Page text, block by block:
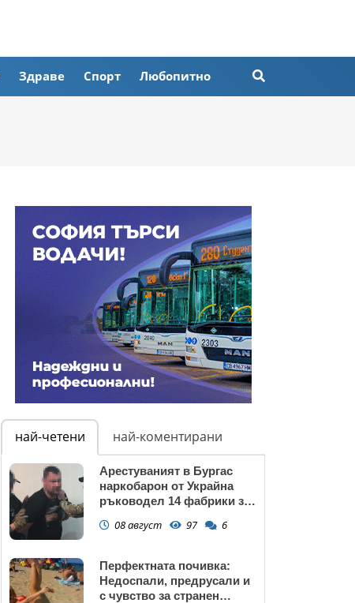
Здраве Спорт Любопитно
най-четени най-коментирани
Арестуваният в Бургас
наркобарон от Украйна
ръководел 14 фабрики за
08 август 97 6
Перфектната почивка:
Недоспали, предрусали и
с чувство за странен